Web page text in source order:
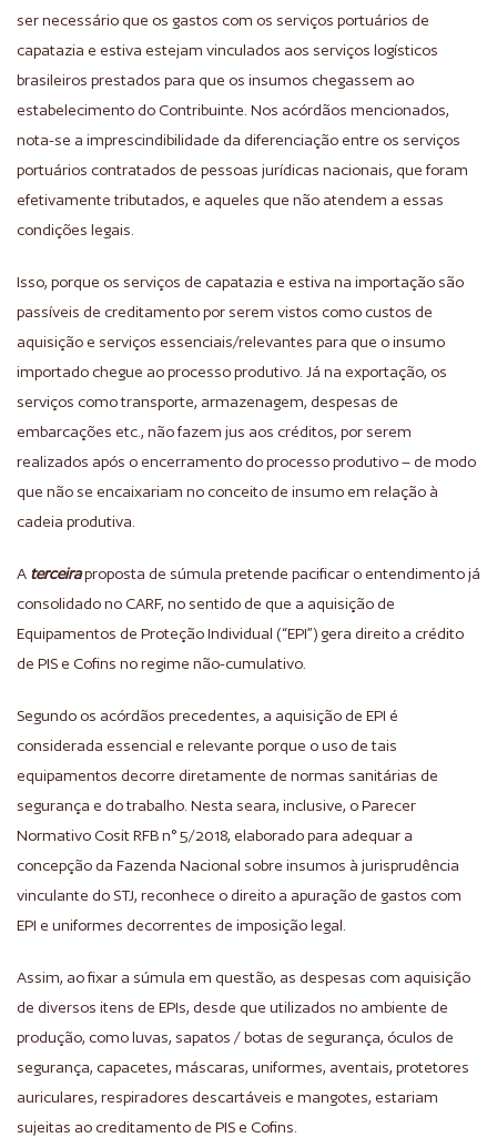
ser necessário que os gastos com os serviços portuários de
capatazia e estiva estejam vinculados aos serviços logísticos
brasileiros prestados para que os insumos chegassem ao
estabelecimento do Contribuinte. Nos acórdãos mencionados,
nota-se a imprescindibilidade da diferenciação entre os serviços
portuários contratados de pessoas jurídicas nacionais, que foram
efetivamente tributados, e aqueles que não atendem a essas
condições legais.
Isso, porque os serviços de capatazia e estiva na importação são
passíveis de creditamento por serem vistos como custos de
aquisição e serviços essenciais/relevantes para que o insumo
importado chegue ao processo produtivo. Já na exportação, os
serviços como transporte, armazenagem, despesas de
embarcações etc., não fazem jus aos créditos, por serem
realizados após o encerramento do processo produtivo – de modo
que não se encaixariam no conceito de insumo em relação à
cadeia produtiva.
A terceiraproposta de súmula pretende pacificar o entendimento já
consolidado no CARF, no sentido de que a aquisição de
Equipamentos de Proteção Individual (“EPI”) gera direito a crédito
de PIS e Cofins no regime não-cumulativo.
Segundo os acórdãos precedentes, a aquisição de EPI é
considerada essencial e relevante porque o uso de tais
equipamentos decorre diretamente de normas sanitárias de
segurança e do trabalho. Nesta seara, inclusive, o Parecer
Normativo Cosit RFB n° 5/2018, elaborado para adequar a
concepção da Fazenda Nacional sobre insumos à jurisprudência
vinculante do STJ, reconhece o direito a apuração de gastos com
EPI e uniformes decorrentes de imposição legal.
Assim, ao fixar a súmula em questão, as despesas com aquisição
de diversos itens de EPIs, desde que utilizados no ambiente de
produção, como luvas, sapatos / botas de segurança, óculos de
segurança, capacetes, máscaras, uniformes, aventais, protetores
auriculares, respiradores descartáveis e mangotes, estariam
sujeitas ao creditamento de PIS e Cofins.